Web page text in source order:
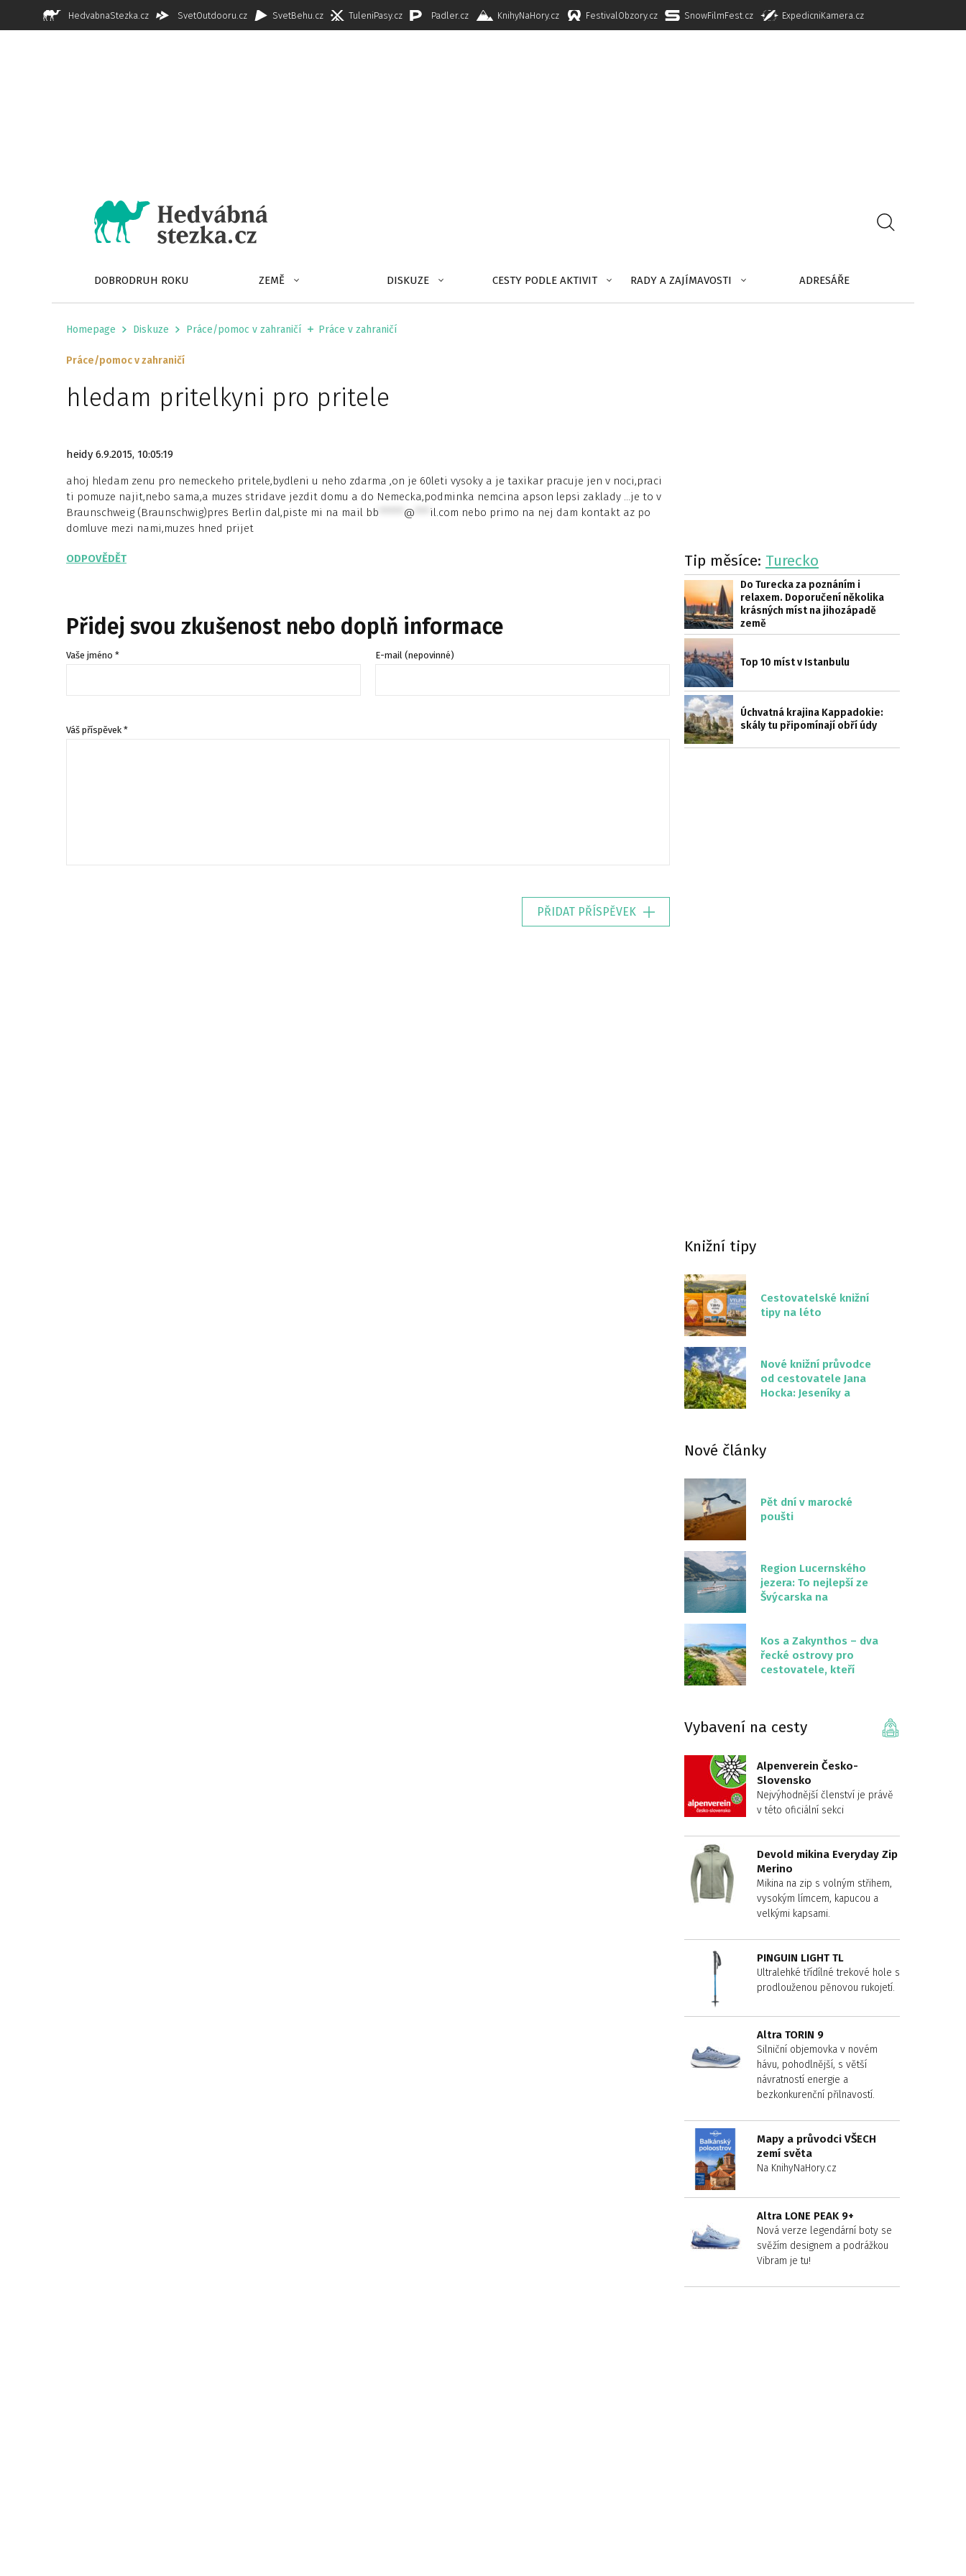
HedvabnaStezka.cz SvetOutdooru.cz SvetBehu.cz TuleniPasy.cz Padler.cz KnihyNaHory.cz FestivalObzory.cz SnowFilmFest.cz ExpedicniKamera.cz
DOBRODRUH ROKU ZEMĚ DISKUZE CESTY PODLE AKTIVIT RADY A ZAJÍMAVOSTI ADRESÁŘE
Homepage Diskuze Práce/pomoc v zahraničí Práce v zahraničí
Práce/pomoc v zahraničí
hledam pritelkyni pro pritele
heidy 6.9.2015, 10:05:19
ahoj hledam zenu pro nemeckeho pritele,bydleni u neho zdarma ,on je 60leti vysoky a je taxikar pracuje jen v noci,praci
ti pomuze najit,nebo sama,a muzes stridave jezdit domu a do Nemecka,podminka nemcina apson lepsi zaklady …je to v
Braunschweig (Braunschwig)pres Berlin dal,piste mi na mail bb @ il.com nebo primo na nej dam kontakt az po
domluve mezi nami,muzes hned prijet
ODPOVĚDĚT
Přidej svou zkušenost nebo doplň informace
Vaše jméno * E-mail (nepovinné)
Váš příspěvek *
PŘIDAT PŘÍSPĚVEK
Tip měsíce: Turecko
Do Turecka za poznáním i
relaxem. Doporučení několika
krásných míst na jihozápadě
země
Top 10 míst v Istanbulu
Úchvatná krajina Kappadokie:
skály tu připomínají obří údy
Knižní tipy
Cestovatelské knižní
tipy na léto
Nové knižní průvodce
od cestovatele Jana
Hocka: Jeseníky a
Nové články
Pět dní v marocké
poušti
Region Lucernského
jezera: To nejlepší ze
Švýcarska na
Kos a Zakynthos – dva
řecké ostrovy pro
cestovatele, kteří
Vybavení na cesty
Alpenverein Česko-
Slovensko
Nejvýhodnější členství je právě
v této oficiální sekci
Devold mikina Everyday Zip
Merino
Mikina na zip s volným střihem,
vysokým límcem, kapucou a
velkými kapsami.
PINGUIN LIGHT TL
Ultralehké třídílné trekové hole s
prodlouženou pěnovou rukojetí.
Altra TORIN 9
Silniční objemovka v novém
hávu, pohodlnější, s větší
návratností energie a
bezkonkurenční přilnavostí.
Mapy a průvodci VŠECH
zemí světa
Na KnihyNaHory.cz
Altra LONE PEAK 9+
Nová verze legendární boty se
svěžím designem a podrážkou
Vibram je tu!